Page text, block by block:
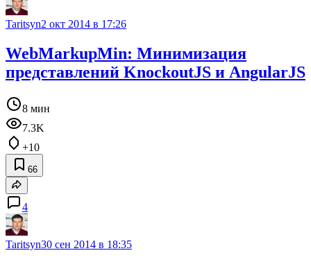
Taritsyn2 окт 2014 в 17:26
WebMarkupMin: Минимизация
представлений KnockoutJS и AngularJS
8 мин
7.3K
+10
66
4
Taritsyn30 сен 2014 в 18:35